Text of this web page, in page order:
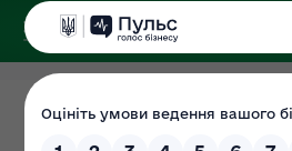
Поліського
ЗВІТ щодо